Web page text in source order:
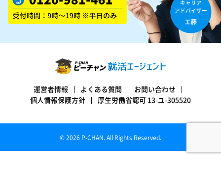
運営者情報 よくある質問
お問い合わせ
個人情報保護方針
厚生労働省認可 13-ユ-305520
© 2026 P-CHAN. All Rights Reserved.